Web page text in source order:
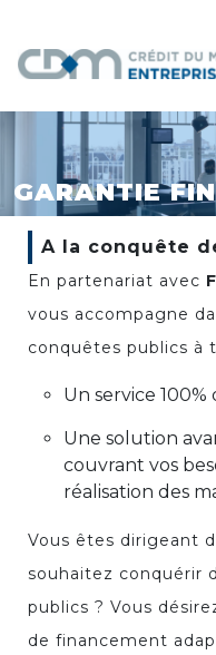
GARANTIE
A la conquête
En partenariat avec
vous accompagne
conquêtes publics à
Un service 100%
Une solution
couvrant vos
réalisation des
Vous êtes dirigeant
souhaitez conquérir
publics ? Vous
de financement